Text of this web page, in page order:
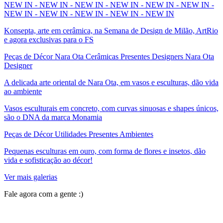
NEW IN - NEW IN - NEW IN - NEW IN - NEW IN - NEW IN -
NEW IN - NEW IN - NEW IN - NEW IN - NEW IN
Konsepta, arte em cerâmica, na Semana de Design de Milão, ArtRio
e agora exclusivas para o FS
Peças de Décor Nara Ota Cerâmicas Presentes Designers Nara Ota
Designer
A delicada arte oriental de Nara Ota, em vasos e esculturas, dão vida
ao ambiente
Vasos esculturais em concreto, com curvas sinuosas e shapes únicos,
são o DNA da marca Monamia
Peças de Décor Utilidades Presentes Ambientes
Pequenas esculturas em ouro, com forma de flores e insetos, dão
vida e sofisticação ao décor!
Ver mais galerias
Fale agora com a gente :)